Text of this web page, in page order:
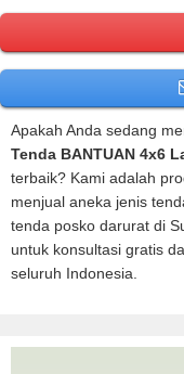
Apakah Anda sedang
Tenda BANTUAN 4x6
terbaik? Kami adalah
menjual aneka jenis
tenda posko darurat di
untuk konsultasi gratis
seluruh Indonesia.